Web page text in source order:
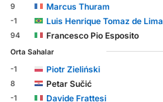
9
Marcus Thuram
-1 Luis Henrique Tomaz de Lima
94 Francesco Pio Esposito
Orta Sahalar
-1
Piotr Zieliński
8 Petar Sučić
-1 Davide Frattesi